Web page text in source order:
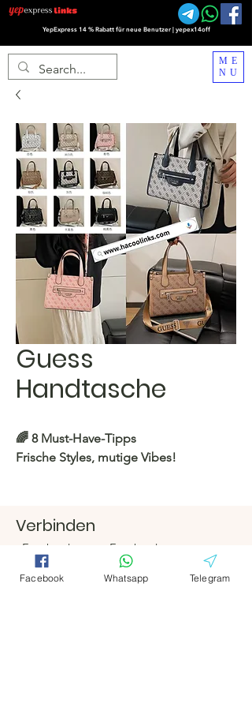
YepExpress 14 % Rabatt für neue Benutzer | yepex14off
ME
NU
Guess
Handtasche
🌈 8 Must-Have-Tipps
Frische Styles, mutige Vibes!
Hacoo Store
https://c.hacoo.pl/2eg7RJ
Verbinden
Facebook
Telegramm
Facebook
Telegramm
Facebook Whatsapp Telegram